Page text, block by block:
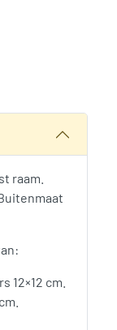
raam.
12×12 cm.